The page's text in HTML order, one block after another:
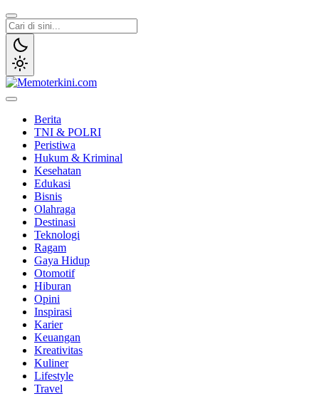
Lewati
ke
konten
Berita
TNI & POLRI
Peristiwa
Hukum & Kriminal
Kesehatan
Edukasi
Bisnis
Olahraga
Destinasi
Teknologi
Ragam
Gaya Hidup
Otomotif
Hiburan
Opini
Inspirasi
Karier
Keuangan
Kreativitas
Kuliner
Lifestyle
Travel